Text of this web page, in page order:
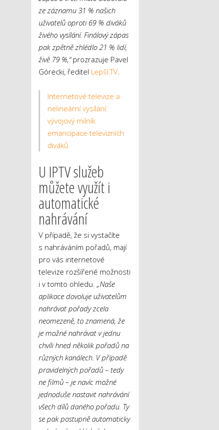
ze záznamu 31 % našich
uživatelů oproti 69 % diváků
živého vysílání. Finálový zápas
pak zpětně zhlédlo 21 % lidí,
živě 79 %,“prozrazuje Pavel
Górecki, ředitel Lepší.TV
Internetové televize a
nelineární vysílání:
vývojový milník
emancipace televizních
diváků
U IPTV služeb
můžete využít i
automatické
nahrávání
V případě, že si vystačíte
s nahráváním pořadů, mají
pro vás internetové
televize rozšířené možnosti
i v tomto ohledu. „Naše
aplikace dovoluje uživatelům
nahrávat pořady zcela
neomezeně, to znamená, že
je možné nahrávat v jednu
chvíli hned několik pořadů na
různých kanálech. V případě
pravidelných pořadů – tedy
ne filmů – je navíc možné
jednoduše nastavit nahrávání
všech dílů daného pořadu. Ty
se pak postupně automaticky